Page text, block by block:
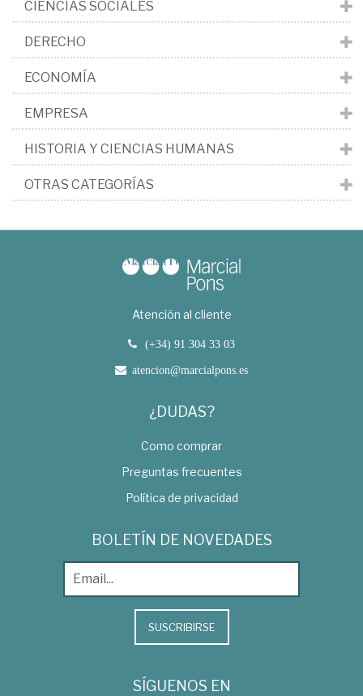
CIENCIAS SOCIALES
DERECHO
ECONOMÍA
EMPRESA
HISTORIA Y CIENCIAS HUMANAS
OTRAS CATEGORÍAS
Atención al cliente
(+34) 91 304 33 03
atencion@marcialpons.es
¿DUDAS?
Como comprar
Preguntas frecuentes
Política de privacidad
BOLETÍN DE NOVEDADES
SUSCRIBIRSE
SÍGUENOS EN